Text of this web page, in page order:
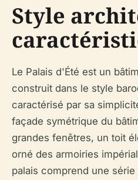
Style
Le Palais d'Été est un
construit dans le style
caractérisé par sa
façade symétrique du
grandes fenêtres, un toit
orné des armoiries
palais comprend une